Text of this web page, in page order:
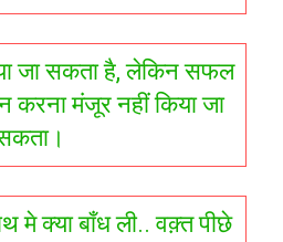
जा सकता है, लेकिन सफल
करना मंजूर नहीं किया जा
मे क्या बाँध ली.. वक़्त पीछे